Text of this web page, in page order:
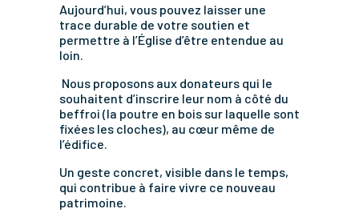
Aujourd’hui, vous pouvez laisser une
trace durable de votre soutien et
permettre à l’Église d’être entendue au
loin.
Nous proposons aux donateurs qui le
souhaitent d’inscrire leur nom à côté du
beffroi (la poutre en bois sur laquelle sont
fixées les cloches), au cœur même de
l’édifice.
Un geste concret, visible dans le temps,
qui contribue à faire vivre ce nouveau
patrimoine.